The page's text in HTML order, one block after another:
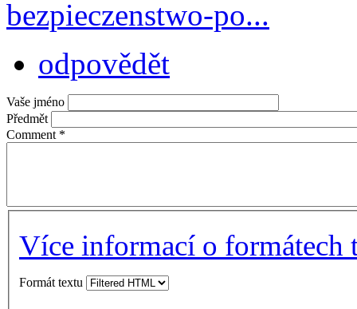
bezpieczenstwo-po...
odpovědět
Vaše jméno
Předmět
Comment *
Více informací o formátech
Formát textu